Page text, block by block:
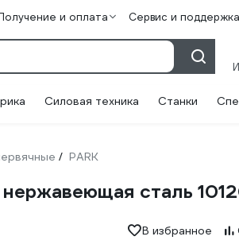
и оплата Сервис и поддержка
Силовая техника Станки
/ PARK
сталь
В избранное